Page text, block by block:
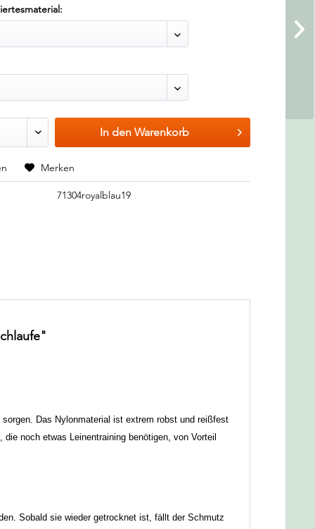
In den Warenkorb
Merken
71304royalblau19
Das Nylonmaterial ist extrem robst und reißfest
noch etwas Leinentraining benötigen, von Vorteil
Sobald sie wieder getrocknet ist, fällt der Schmutz